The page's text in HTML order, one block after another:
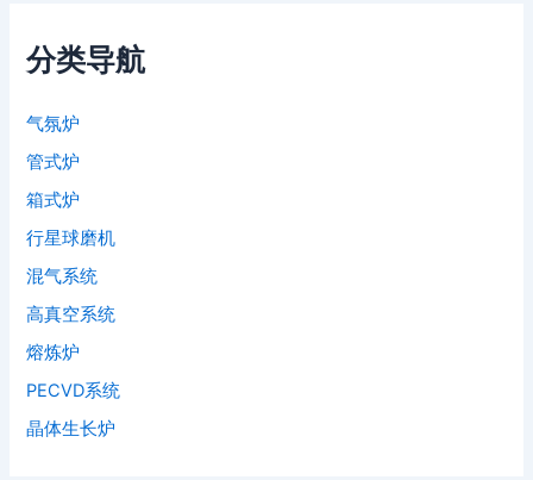
分类导航
气氛炉
管式炉
箱式炉
行星球磨机
混气系统
高真空系统
熔炼炉
PECVD系统
晶体生长炉